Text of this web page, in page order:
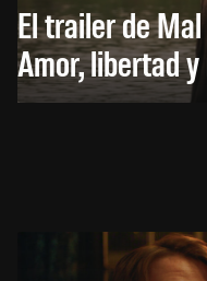
El trailer de
Amor, libertad